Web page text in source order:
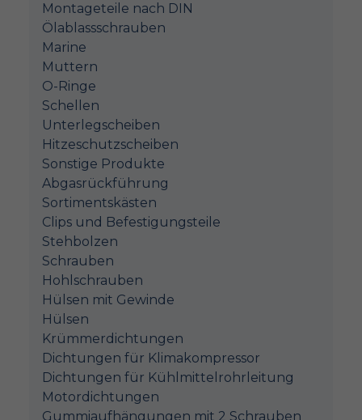
Montageteile nach DIN
Ölablassschrauben
Marine
Muttern
O-Ringe
Schellen
Unterlegscheiben
Hitzeschutzscheiben
Sonstige Produkte
Abgasrückführung
Sortimentskästen
Clips und Befestigungsteile
Stehbolzen
Schrauben
Hohlschrauben
Hülsen mit Gewinde
Hülsen
Krümmerdichtungen
Dichtungen für Klimakompressor
Dichtungen für Kühlmittelrohrleitung
Motordichtungen
Gummiaufhängungen mit 2 Schrauben